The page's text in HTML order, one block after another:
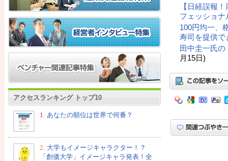
アクセスランキング トップ10
1. あなたの順位は世界で何番？
2. 大学もイメージキャラクター！？
「創価大学」イメージキャラ発表！全
【日経誤報
フェッショ
100円均一、
寿司を提供で
田中圭一氏
月15日)